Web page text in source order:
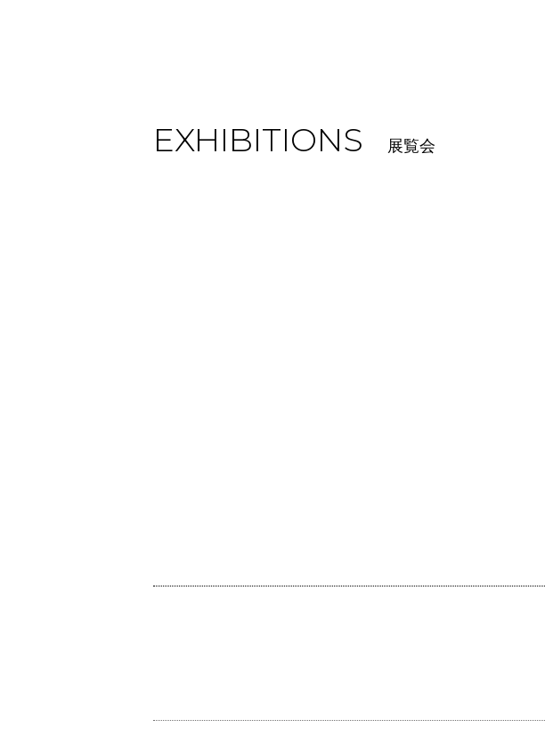
EXHIBITIONS 展覧会